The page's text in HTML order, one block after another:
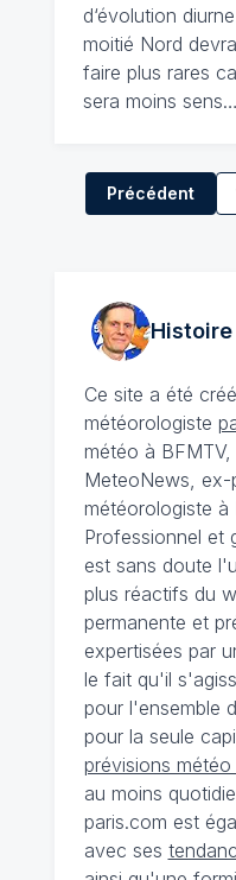
d‘évolution
moitié Nord
faire plus rares
sera moins sens…
Précédent
Ce site a été
météorologiste
météo à
MeteoNews, ex-
météorologiste à
Professionnel et
est sans doute
plus réactifs du
permanente et
expertisées par
le fait qu'il
pour l'ensemble
pour la seule
prévisions météo
au moins
paris.com est
avec ses